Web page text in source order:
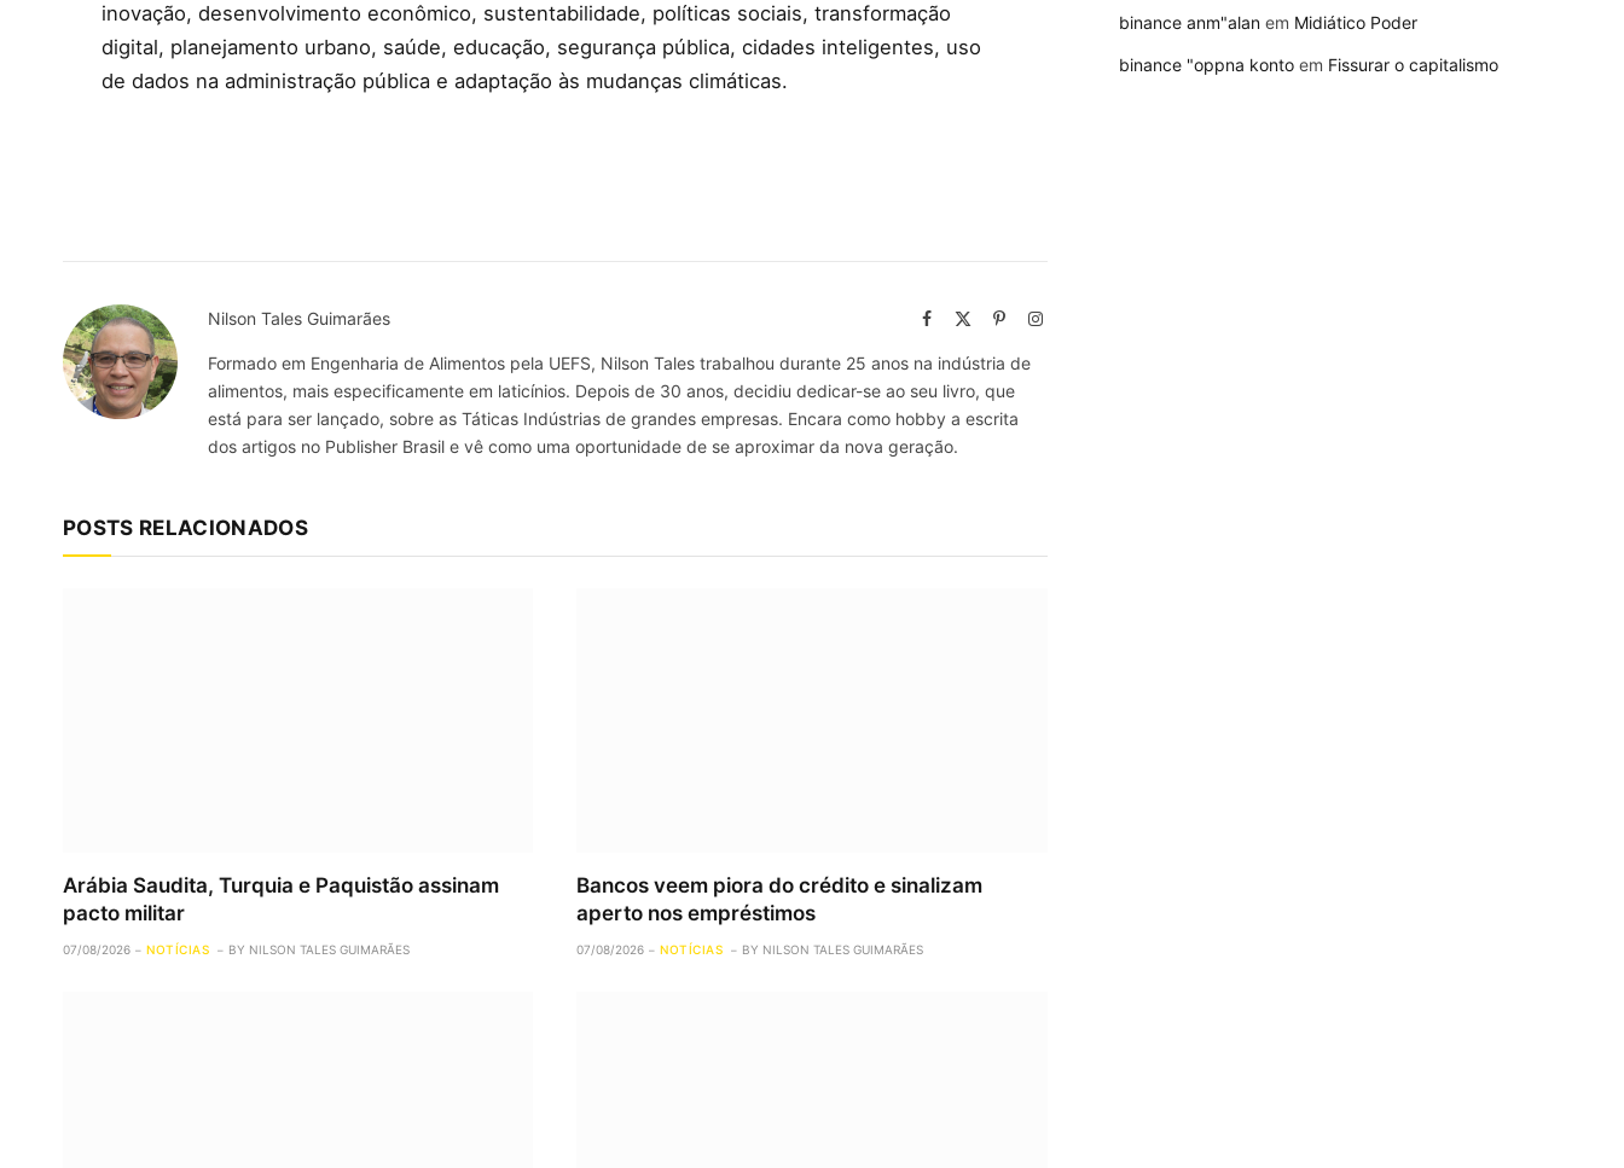
inovação, desenvolvimento econômico, sustentabilidade, políticas sociais, transformação
digital, planejamento urbano, saúde, educação, segurança pública, cidades inteligentes, uso
de dados na administração pública e adaptação às mudanças climáticas.
Nilson Tales Guimarães Facebook
X
PinterestInstagram
Formado em Engenharia de Alimentos pela UEFS, Nilson Tales trabalhou durante 25 anos na indústria de
alimentos, mais especificamente em laticínios. Depois de 30 anos, decidiu dedicar-se ao seu livro, que
está para ser lançado, sobre as Táticas Indústrias de grandes empresas. Encara como hobby a escrita
dos artigos no Publisher Brasil e vê como uma oportunidade de se aproximar da nova geração.
POSTS RELACIONADOS
Arábia Saudita, Turquia e Paquistão assinam
pacto militar
07/08/2026 NOTÍCIAS BY NILSON TALES GUIMARÃES
Bancos veem piora do crédito e sinalizam
aperto nos empréstimos
07/08/2026 NOTÍCIAS BY NILSON TALES GUIMARÃES
binance anm"alanem Midiático Poder
binance "oppna kontoem Fissurar o capitalismo